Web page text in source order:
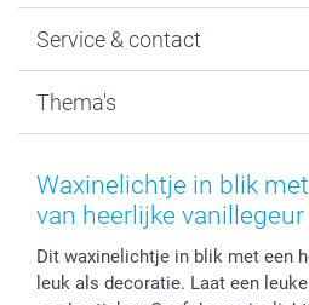
Fotocadeaus
Kaarten
Vacatures
Bestelproces
Herroepingsrecht
Privacy
Reviews
Prijslijst
Service & contact
Tevredenheidsgarantie
Mijn orderstatus
smartbonus
service@smartphoto.nl
Affiliate partnerprogramma
Thema's
Baby
Moederdag
Huwelijk
Waxinelichtje in blik
van heerlijke vanillegeur
Dit waxinelichtje in blik met een
leuk als decoratie. Laat een